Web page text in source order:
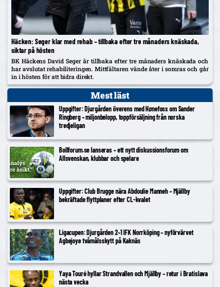
Häcken: Seger klar med rehab – tillbaka efter tre månaders knäskada,
siktar på hösten
BK Häckens David Seger är tillbaka efter tre månaders knäskada och
har avslutat rehabiliteringen. Mittfältaren vände åter i somras och går
in i hösten för att bidra direkt.
Mest läst
Uppgifter: Djurgården överens med Hønefoss om Sander
Ringberg – miljonbelopp, toppförsäljning från norska
tredjeligan
Bollforum.se lanseras – ett nytt diskussionsforum om
Allsvenskan, klubbar och spelare
Uppgifter: Club Brugge nära Abdoulie Manneh – Mjällby
bekräftade flyttplaner efter CL-kvalet
Ligacupen: Djurgården 2–1 IFK Norrköping – nyförvärvet
Agbejoye tvåmålsskytt på Kaknäs
Yaya Touré hyllar Strandvallen och Mjällby – retur i Bratislava
nästa vecka